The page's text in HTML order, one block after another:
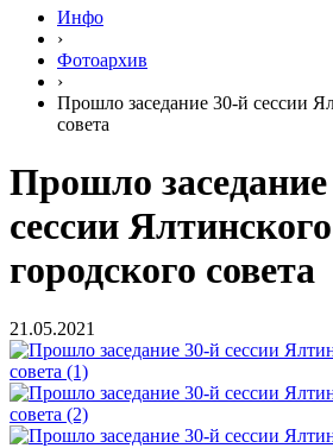
Инфо
›
Фотоархив
›
Прошло заседание 30-й сессии
совета
Прошло
сессии Ялтинского
городского совета
21.05.2021